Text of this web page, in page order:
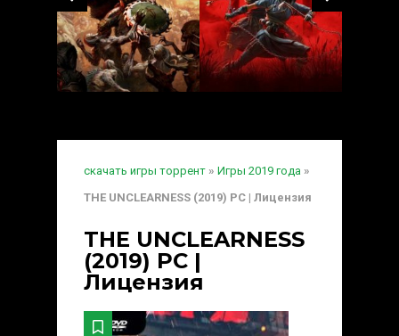
скачать игры торрент » Игры 2019 года »
THE UNCLEARNESS (2019) PC | Лицензия
THE UNCLEARNESS
(2019) PC |
Лицензия